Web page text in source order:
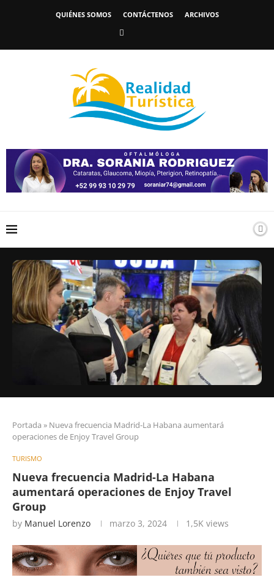
QUIÉNES SOMOS CONTÁCTENOS ARCHIVOS
Portada » Nueva frecuencia Madrid-La Habana aumentará
operaciones de Enjoy Travel Group
TURISMO
Nueva frecuencia Madrid-La Habana
aumentará operaciones de Enjoy Travel
Group
by Manuel Lorenzo marzo 3, 2024 1,5K views